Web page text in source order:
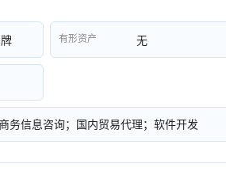
有形资产 无
务信息咨询；国内贸易代理；软件开发